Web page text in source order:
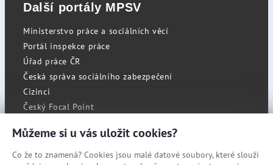
Další portály MPSV
Ministerstvo práce a sociálních věcí
Portál inspekce práce
Úřad práce ČR
Česká správa sociálního zabezpečení
Cizinci
Český Focal Point
RSS
Můžeme si u vás uložit cookies?
Co že to znamená? Cookies jsou malé datové soubory, které slouží